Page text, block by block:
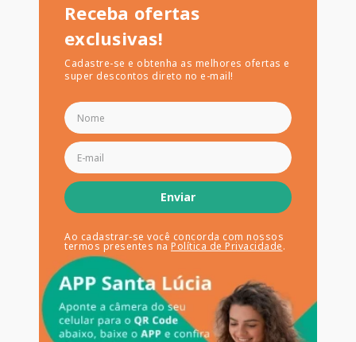
Receba ofertas
exclusivas!
Cadastre-se e obtenha as melhores ofertas e
super descontos direto no e-mail!
Enviar
Ao cadastrar-se você concorda com nossos
termos presentes na Política de Privacidade.